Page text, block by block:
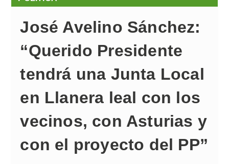
José Avelino Sánchez:
“Querido Presidente
tendrá una Junta Local
en Llanera leal con los
vecinos, con Asturias y
con el proyecto del PP”